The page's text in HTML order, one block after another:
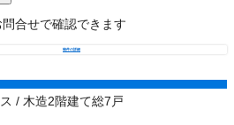
合せで確認できます
物件の詳細
/ 木造2階建て総7戸